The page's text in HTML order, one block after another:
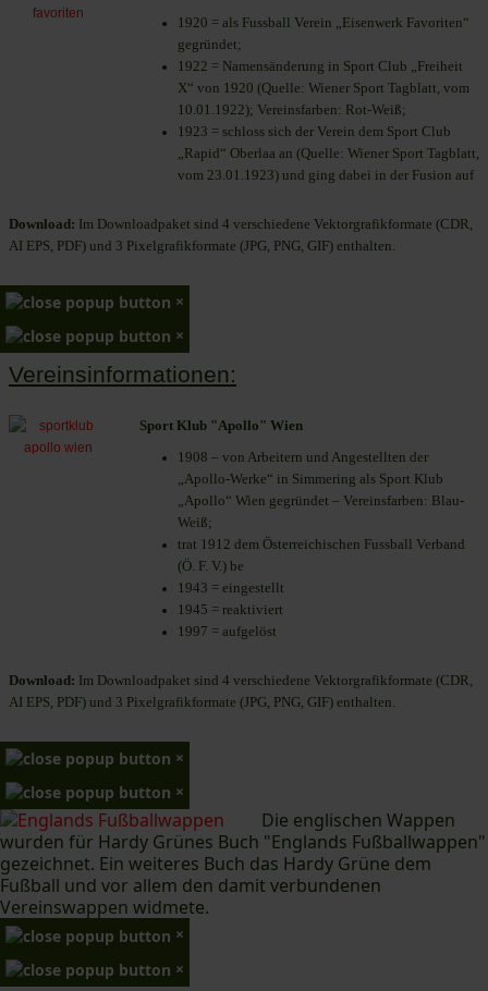
1920 = als Fussball Verein „Eisenwerk Favoriten“
gegründet;
1922 = Namensänderung in Sport Club „Freiheit
X“ von 1920 (Quelle: Wiener Sport Tagblatt, vom
10.01.1922); Vereinsfarben: Rot-Weiß;
1923 = schloss sich der Verein dem Sport Club
„Rapid“ Oberlaa an (Quelle: Wiener Sport Tagblatt,
vom 23.01.1923) und ging dabei in der Fusion auf
Download: Im Downloadpaket sind 4 verschiedene Vektorgrafikformate (CDR,
AI EPS, PDF) und 3 Pixelgrafikformate (JPG, PNG, GIF) enthalten.
×
×
Vereinsinformationen:
Sport Klub "Apollo" Wien
1908 – von Arbeitern und Angestellten der
„Apollo-Werke“ in Simmering als Sport Klub
„Apollo“ Wien gegründet – Vereinsfarben: Blau-
Weiß;
trat 1912 dem Österreichischen Fussball Verband
(Ö. F. V.) be
1943 = eingestellt
1945 = reaktiviert
1997 = aufgelöst
Download: Im Downloadpaket sind 4 verschiedene Vektorgrafikformate (CDR,
AI EPS, PDF) und 3 Pixelgrafikformate (JPG, PNG, GIF) enthalten.
×
×
Die englischen Wappen
wurden für Hardy Grünes Buch "Englands Fußballwappen"
gezeichnet. Ein weiteres Buch das Hardy Grüne dem
Fußball und vor allem den damit verbundenen
Vereinswappen widmete.
×
×